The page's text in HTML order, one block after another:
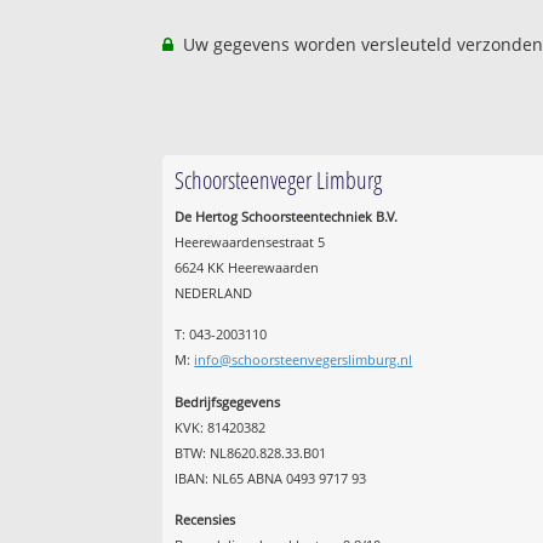
Uw gegevens worden versleuteld
Schoorsteenveger Limburg
De Hertog Schoorsteentechniek B.V.
Heerewaardensestraat 5
6624 KK Heerewaarden
NEDERLAND
T: 043-2003110
M: info@schoorsteenvegerslimburg.nl
Bedrijfsgegevens
KVK: 81420382
BTW: NL8620.828.33.B01
IBAN: NL65 ABNA 0493 9717 93
Recensies